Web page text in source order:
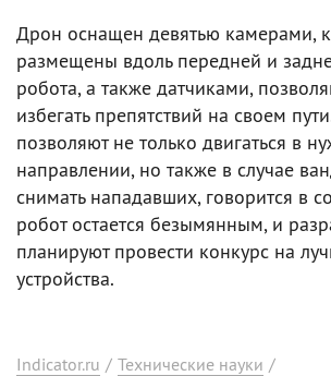
Дрон оснащен девятью камерами,
размещены вдоль передней и
робота, а также датчиками,
избегать препятствий на своем
позволяют не только двигаться в
направлении, но также в случае
снимать нападавших, говорится в
робот остается безымянным, и
планируют провести конкурс на
устройства.
Indicator.ru / Технические науки /